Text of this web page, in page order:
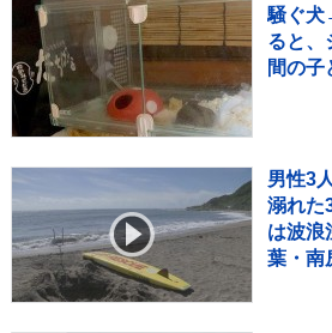
騒ぐ犬
ると、
間の子
男性3
溺れ
は波
葉・南